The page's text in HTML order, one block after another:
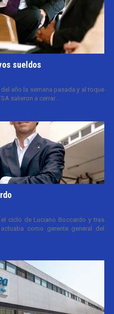
sueldos
año la semana pasada y al toque
salieron a cerrar...
ciclo de Luciano Boccardo y tras
como gerente general del